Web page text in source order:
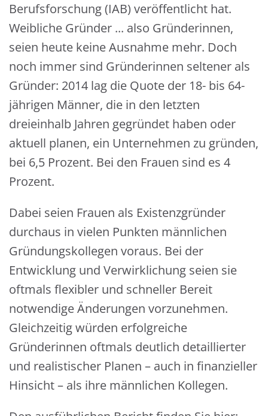
Berufsforschung (IAB) veröffentlicht hat.
Weibliche Gründer ... also Gründerinnen,
seien heute keine Ausnahme mehr. Doch
noch immer sind Gründerinnen seltener als
Gründer: 2014 lag die Quote der 18- bis 64-
jährigen Männer, die in den letzten
dreieinhalb Jahren gegründet haben oder
aktuell planen, ein Unternehmen zu gründen,
bei 6,5 Prozent. Bei den Frauen sind es 4
Prozent.
Dabei seien Frauen als Existenzgründer
durchaus in vielen Punkten männlichen
Gründungskollegen voraus. Bei der
Entwicklung und Verwirklichung seien sie
oftmals flexibler und schneller Bereit
notwendige Änderungen vorzunehmen.
Gleichzeitig würden erfolgreiche
Gründerinnen oftmals deutlich detaillierter
und realistischer Planen – auch in finanzieller
Hinsicht – als ihre männlichen Kollegen.